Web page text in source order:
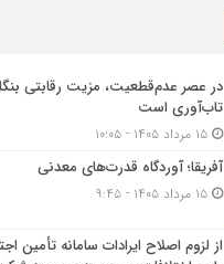
در عصر عدم‌قطعیت، مزیت رقابتی
تاب‌آوری است
۱۵ مرداد ۱۴۰۵ - ۱۰:۰۵
آفریقا؛ آوردگاه قدرت‌های معدنی
۱۵ مرداد ۱۴۰۵ - ۹:۴۵
از لزوم اصلاح ایرادات سامانه تأمین